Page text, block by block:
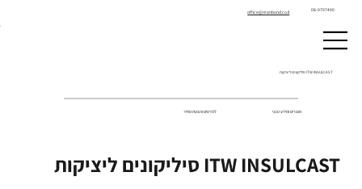
office@manbond.co.il 08-9797490
ITW INSULCAST סיליקונים ליציקות
ITW INSULCAST סיליקונים ליציקות
לפרטים והצעת מחיר מוצרים ומידע טכני